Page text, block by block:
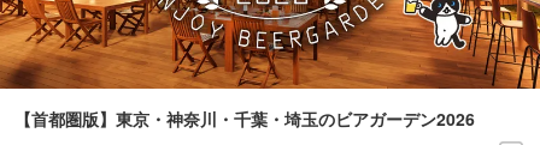
【首都圏版】東京・神奈川・千葉・埼玉のビアガーデン2026